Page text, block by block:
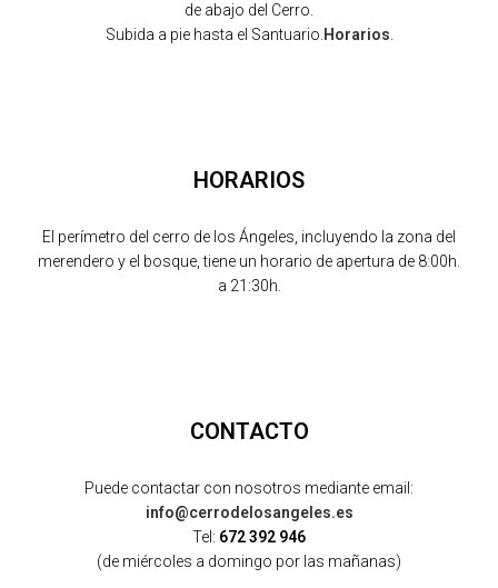
de abajo del Cerro.
Subida a pie hasta el Santuario. Horarios
HORARIOS
El perímetro del cerro de los Ángeles, incluyendo la zona del
merendero y el bosque, tiene un horario de apertura de 8:00h.
a 21:30h.
CONTACTO
Puede contactar con nosotros mediante email:
info@cerrodelosangeles.es
Tel: 672 392 946
(de miércoles a domingo por las mañanas)